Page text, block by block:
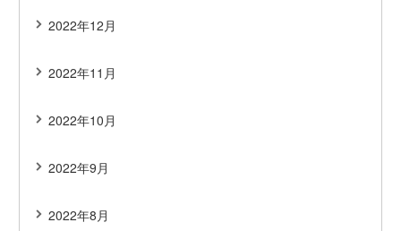
2022年12月
2022年11月
2022年10月
2022年9月
2022年8月